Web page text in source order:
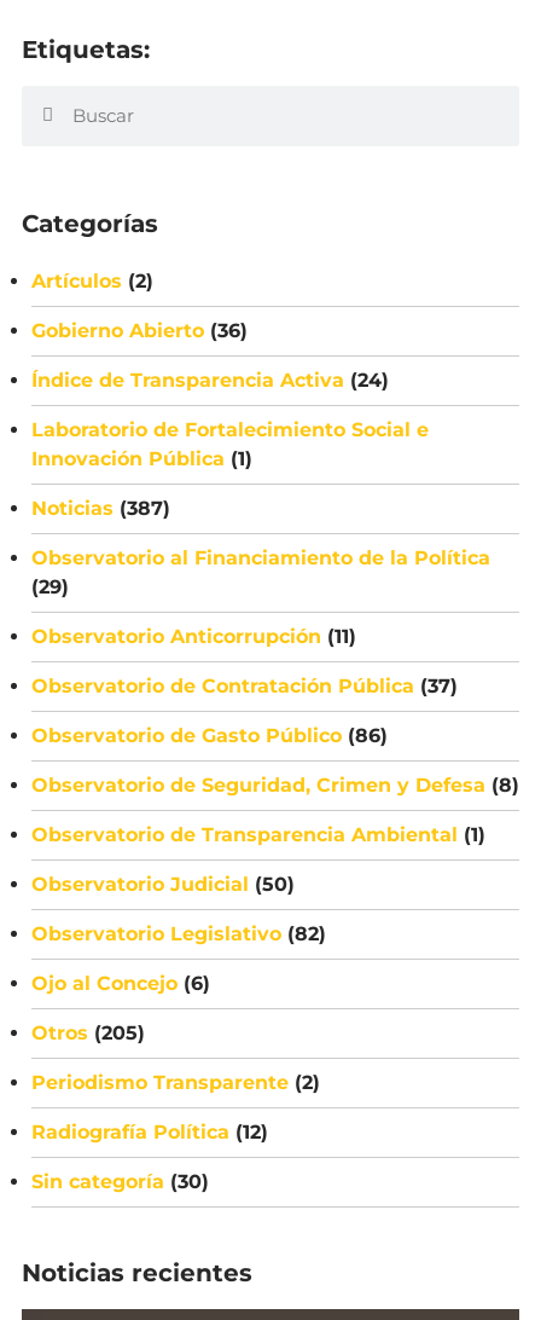
Etiquetas:
Categorías
Artículos (2)
Gobierno Abierto (36)
Índice de Transparencia Activa (24)
Laboratorio de Fortalecimiento Social e
Innovación Pública (1)
Noticias (387)
Observatorio al Financiamiento de la Política
(29)
Observatorio Anticorrupción (11)
Observatorio de Contratación Pública (37)
Observatorio de Gasto Público (86)
Observatorio de Seguridad, Crimen y Defesa (8)
Observatorio de Transparencia Ambiental (1)
Observatorio Judicial (50)
Observatorio Legislativo (82)
Ojo al Concejo (6)
Otros (205)
Periodismo Transparente (2)
Radiografía Política (12)
Sin categoría (30)
Noticias recientes